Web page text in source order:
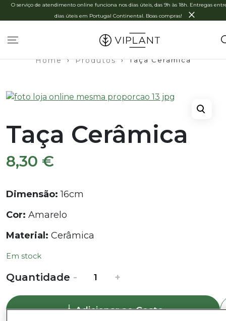
O serviço de atendimento online funciona nos dias úteis, das 9h às 18h. Entregas
dias úteis em Portugal Continental. Boas compras!
×
Home › Produtos › Taça Cerâmica
Taça Cerâmica
8,30 €
Dimensão: 16cm
Cor: Amarelo
Material: Cerâmica
Em stock
Quantidade
Quantidade
Taça
Cerâmica
- +
Adicionar ao Cesto